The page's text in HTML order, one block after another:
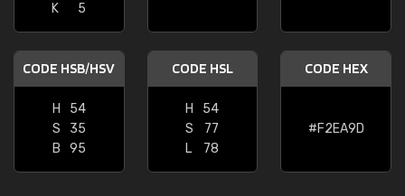
K
5
CODE HSB/HSV
H
54
S
35
B
95
CODE HSL
H
54
S
77
L
78
CODE HEX
#F2EA9D